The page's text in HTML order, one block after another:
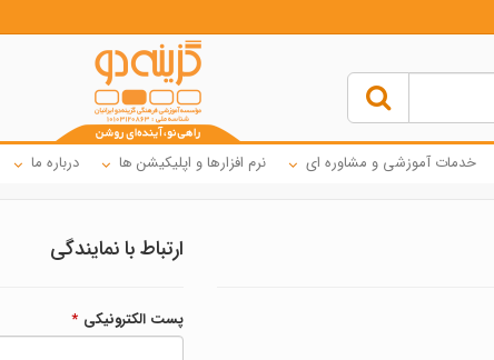
خدمات آموزشی و مشاوره ای نرم افزارها و اپلیکیشن ها درباره ما
ارتباط با نمایندگی
پست الکترونیکی *